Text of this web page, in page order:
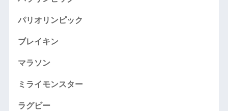
パリオリンピック
ブレイキン
マラソン
ミライモンスター
ラグビー